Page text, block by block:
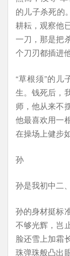
的儿子杀死的
耕耘，观察他
一刀，那是把
个刀刃都插进
“草根须”的儿
生。钱死后，
师，他从来不
他最喜欢用一
在操场上健步
孙
孙是我初中二
孙的身材挺标
不够光辉，岂
脸还雪上加霜
珠弹珠般凸出